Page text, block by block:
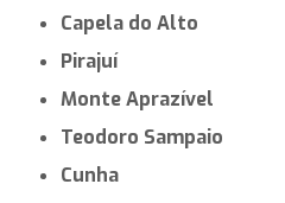
Capela do Alto
Pirajuí
Monte Aprazível
Teodoro Sampaio
Cunha